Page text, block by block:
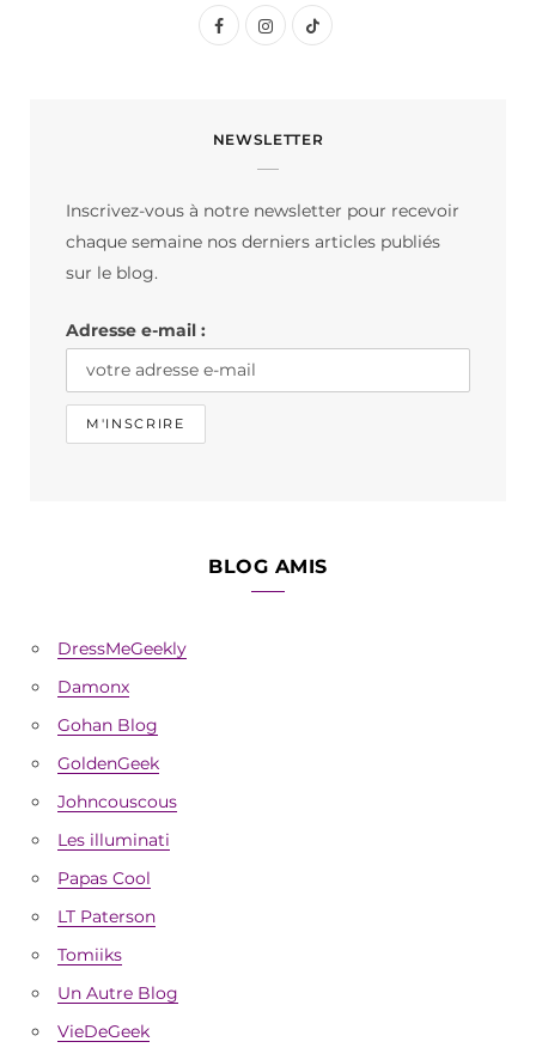
F
e
I
t
m
T
T
NEWSLETTER
Inscrivez-vous à notre newsletter pour recevoir
chaque semaine nos derniers articles publiés
sur le blog.
Adresse e-mail :
BLOG AMIS
DressMeGeekly
Damonx
Gohan Blog
GoldenGeek
Johncouscous
Les illuminati
Papas Cool
LT Paterson
Tomiiks
Un Autre Blog
VieDeGeek